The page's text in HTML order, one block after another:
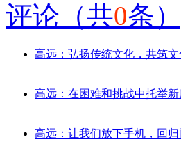
评论（共0条
高远：弘扬传统文化，共筑
高远：在困难和挑战中托举
高远：让我们放下手机，回